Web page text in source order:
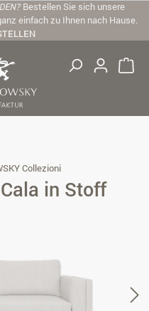
Bestellen Sie sich unsere
einfach zu Ihnen nach Hause.
Collezioni
in Stoff